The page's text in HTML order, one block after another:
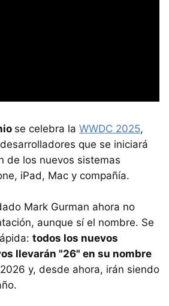
se celebra la WWDC 2025,
que se iniciará
de los nuevos sistemas
iPad, Mac y compañía.
Mark Gurman ahora no
aunque sí el nombre. Se
todos los nuevos
llevarán "26" en su nombre
y, desde ahora, irán siendo